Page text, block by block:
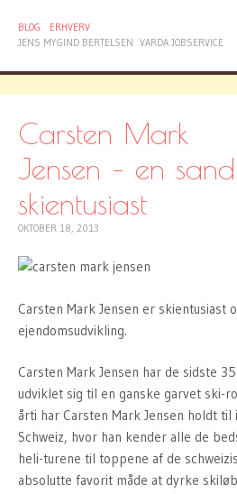
BLOG
ERHVERV
JENS MYGIND BERTELSEN VARDA JOBSERVICE
Carsten Mark
Jensen – en sand
skientusiast
OKTOBER 18, 2013
Carsten Mark Jensen er skientusiast
ejendomsudvikling.
Carsten Mark Jensen har de sidste
udviklet sig til en ganske garvet ski-
årti har Carsten Mark Jensen holdt
Schweiz, hvor han kender alle de
heli-turene til toppene af de
absolutte favorit måde at dyrke